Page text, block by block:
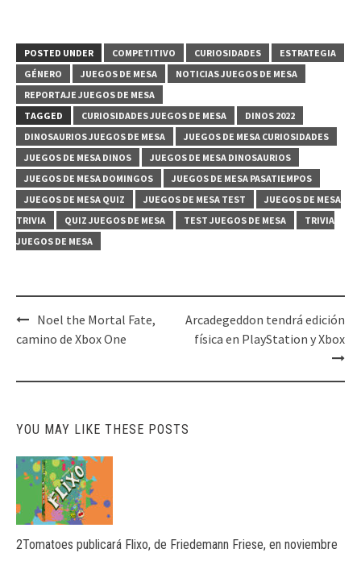
POSTED UNDER COMPETITIVO CURIOSIDADES
ESTRATEGIA
GÉNERO
JUEGOS DE MESA
NOTICIAS JUEGOS DE MESA
REPORTAJE JUEGOS DE MESA
TAGGED
CURIOSIDADES JUEGOS DE MESA
DINOS 2022
DINOSAURIOS JUEGOS DE MESA
JUEGOS DE MESA CURIOSIDADES
JUEGOS DE MESA DINOS
JUEGOS DE MESA DINOSAURIOS
JUEGOS DE MESA DOMINGOS
JUEGOS DE MESA PASATIEMPOS
JUEGOS DE MESA QUIZ
JUEGOS DE MESA TEST
JUEGOS DE MESA
TRIVIA
QUIZ JUEGOS DE MESA TEST JUEGOS DE MESA
TRIVIA
JUEGOS DE MESA
Post
navigation
Noel the Mortal Fate,
camino de Xbox One
Arcadegeddon tendrá edición
física en PlayStation y Xbox
YOU MAY LIKE THESE POSTS
2Tomatoes publicará Flixo, de Friedemann Friese, en noviembre